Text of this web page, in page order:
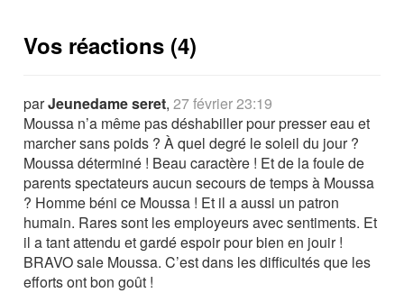
Vos réactions (4)
parJeunedame seret,27 février 23:19
Moussa n’a même pas déshabiller pour presser eau et
marcher sans poids ? À quel degré le soleil du jour ?
Moussa déterminé ! Beau caractère ! Et de la foule de
parents spectateurs aucun secours de temps à Moussa
? Homme béni ce Moussa ! Et il a aussi un patron
humain. Rares sont les employeurs avec sentiments. Et
il a tant attendu et gardé espoir pour bien en jouir !
BRAVO sale Moussa. C’est dans les difficultés que les
efforts ont bon goût !